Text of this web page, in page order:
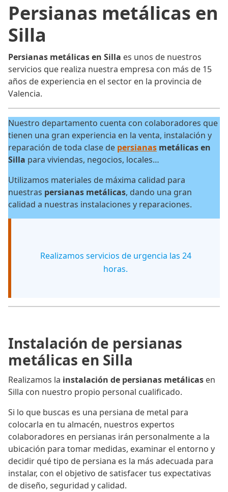
Persianas metálicas en
Silla
Persianas metálicas en Silla es unos de nuestros
servicios que realiza nuestra empresa con más de 15
años de experiencia en el sector en la provincia de
Valencia.
Nuestro departamento cuenta con colaboradores que
tienen una gran experiencia en la venta, instalación y
reparación de toda clase de persianas metálicas en
Silla para viviendas, negocios, locales…
Utilizamos materiales de máxima calidad para
nuestras persianas metálicas, dando una gran
calidad a nuestras instalaciones y reparaciones.
Realizamos servicios de urgencia las 24
horas.
Instalación de persianas
metálicas en Silla
Realizamos la instalación de persianas metálicas en
Silla con nuestro propio personal cualificado.
Si lo que buscas es una persiana de metal para
colocarla en tu almacén, nuestros expertos
colaboradores en persianas irán personalmente a la
ubicación para tomar medidas, examinar el entorno y
decidir qué tipo de persiana es la más adecuada para
instalar, con el objetivo de satisfacer tus expectativas
de diseño, seguridad y calidad.